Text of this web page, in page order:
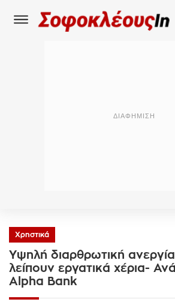
Χρηστικά
Υψηλή διαρθρωτική
λείπουν εργατικά χέρια-
Alpha Bank